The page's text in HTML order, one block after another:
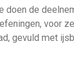
doen de
voor
gevuld met